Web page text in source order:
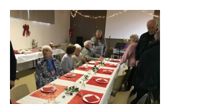
Infos Pratiques
Infos règlementaires
Contact et horaires
Mon village
Mes démarches